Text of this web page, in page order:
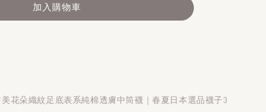
加入購物車
美花朵織紋足底表系純棉透膚中筒襪｜春夏日本選品襪子3